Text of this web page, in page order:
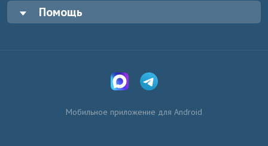
Помощь
Мобильное приложение для Android